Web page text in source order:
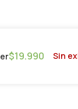
$19.990 Sin